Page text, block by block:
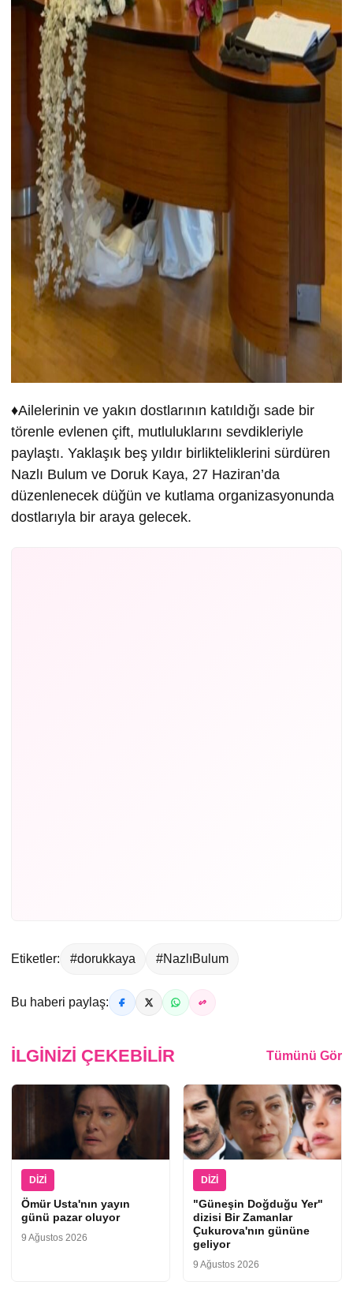
♦️Ailelerinin ve yakın dostlarının katıldığı sade bir
törenle evlenen çift, mutluluklarını sevdikleriyle
paylaştı. Yaklaşık beş yıldır birlikteliklerini sürdüren
Nazlı Bulum ve Doruk Kaya, 27 Haziran’da
düzenlenecek düğün ve kutlama organizasyonunda
dostlarıyla bir araya gelecek.
Etiketler: #dorukkaya #NazlıBulum
Bu haberi paylaş:
İLGINIZI ÇEKEBILIR Tümünü Gör
DIZI
Ömür Usta'nın yayın
günü pazar oluyor
9 Ağustos 2026
DIZI
"Güneşin Doğduğu Yer"
dizisi Bir Zamanlar
Çukurova'nın gününe
geliyor
9 Ağustos 2026